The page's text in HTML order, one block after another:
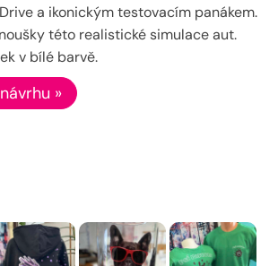
a ikonickým testovacím panákem.
této realistické simulace aut.
v bílé barvě.
»